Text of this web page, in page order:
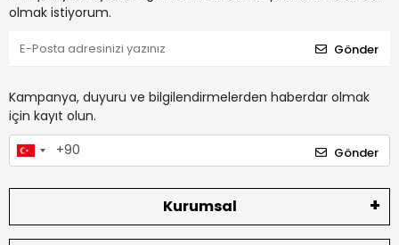
olmak istiyorum.
Gönder
Kampanya, duyuru ve bilgilendirmelerden haberdar olmak
için kayıt olun.
Gönder
Kurumsal